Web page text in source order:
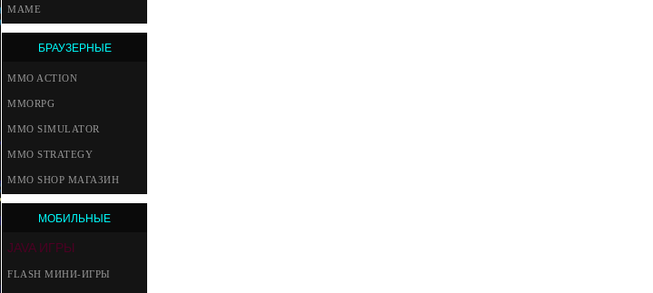
MAME
БРАУЗЕРНЫЕ
MMO ACTION
MMORPG
MMO SIMULATOR
MMO STRATEGY
MMO SHOP МАГАЗИН
МОБИЛЬНЫЕ
JAVA ИГРЫ
FLASH МИНИ-ИГРЫ